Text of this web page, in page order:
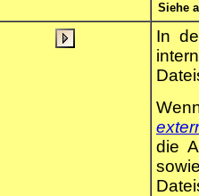
Siehe
In
die